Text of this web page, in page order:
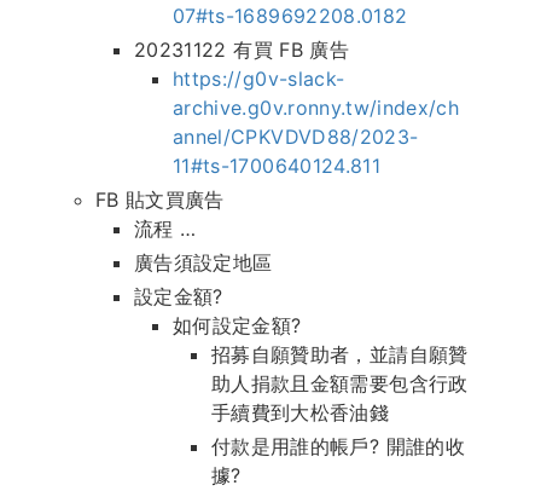
07#ts-1689692208.0182
20231122 有買 FB 廣告
https://g0v-slack-
archive.g0v.ronny.tw/index/ch
annel/CPKVDVD88/2023-
11#ts-1700640124.811
FB 貼文買廣告
流程 …
廣告須設定地區
設定金額?
如何設定金額?
招募自願贊助者，並請自願贊
助人捐款且金額需要包含行政
手續費到大松香油錢
付款是用誰的帳戶? 開誰的收
據?